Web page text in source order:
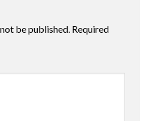
be published. Required